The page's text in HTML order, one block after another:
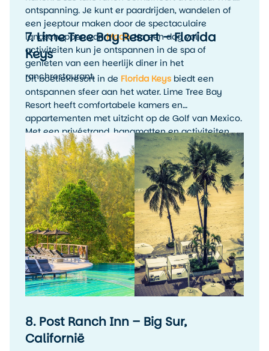
ontspanning. Je kunt er paardrijden, wandelen of
een jeeptour maken door de spectaculaire
landschappen vanMoab. Na een dag vol
activiteiten kun je ontspannen in de spa of
genieten van een heerlijk diner in het
ranchrestaurant.
7. Lime Tree Bay Resort – Florida
Keys
Dit boetiekresort in de Florida Keys biedt een
ontspannen sfeer aan het water. Lime Tree Bay
Resort heeft comfortabele kamers en
appartementen met uitzicht op de Golf van Mexico.
Met een privéstrand, hangmatten en activiteiten
zoals kajakken en paddleboarden, is dit resort
perfect voor reizigers die op zoek zijn naar een
rustige tropische getaway.
8. Post Ranch Inn – Big Sur,
Californië